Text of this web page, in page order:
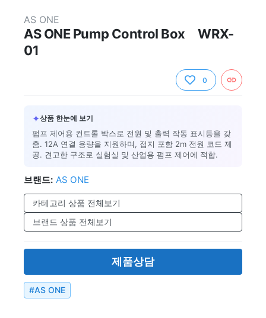
AS ONE
AS ONE Pump Control Box WRX-
01
0
✦상품 한눈에 보기
펌프 제어용 컨트롤 박스로 전원 및 출력 작동 표시등을 갖
춤. 12A 연결 용량을 지원하며, 접지 포함 2m 전원 코드 제
공. 견고한 구조로 실험실 및 산업용 펌프 제어에 적합.
브랜드: AS ONE
카테고리 상품 전체보기
브랜드 상품 전체보기
제품상담
#AS ONE